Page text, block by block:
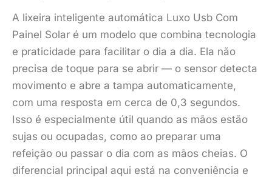
A lixeira inteligente automática Luxo Usb Com
Painel Solar é um modelo que combina tecnologia
e praticidade para facilitar o dia a dia. Ela não
precisa de toque para se abrir — o sensor detecta
movimento e abre a tampa automaticamente,
com uma resposta em cerca de 0,3 segundos.
Isso é especialmente útil quando as mãos estão
sujas ou ocupadas, como ao preparar uma
refeição ou passar o dia com as mãos cheias. O
diferencial principal aqui está na conveniência e